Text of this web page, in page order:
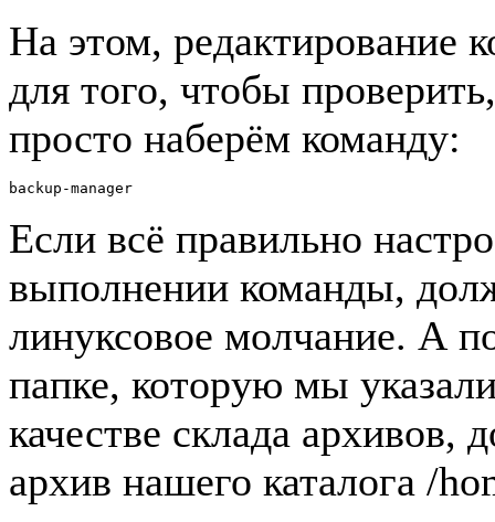
На этом, редактирование
для того, чтобы
просто наберём команду:
backup-manager
Если всё правильно
выполнении команды,
линуксовое молчание. А
папке, которую мы
качестве склада архивов,
архив нашего каталога /